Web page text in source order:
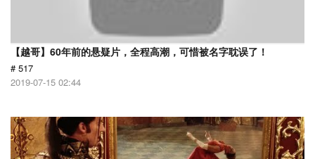
【越哥】60年前的悬疑片，全程高潮，可惜被名字耽误了！
# 517
2019-07-15 02:44